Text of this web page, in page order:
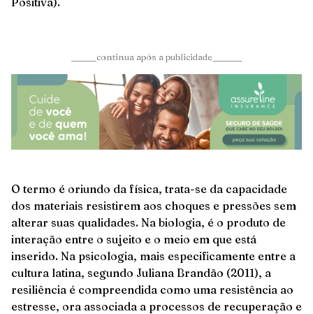
______continua após a publicidade_______
O termo é oriundo da física, trata-se da capacidade
dos materiais resistirem aos choques e pressões sem
alterar suas qualidades. Na biologia, é o produto de
interação entre o sujeito e o meio em que está
inserido. Na psicologia, mais especificamente entre a
cultura latina, segundo Juliana Brandão (2011), a
resiliência é compreendida como uma resistência ao
estresse, ora associada a processos de recuperação e